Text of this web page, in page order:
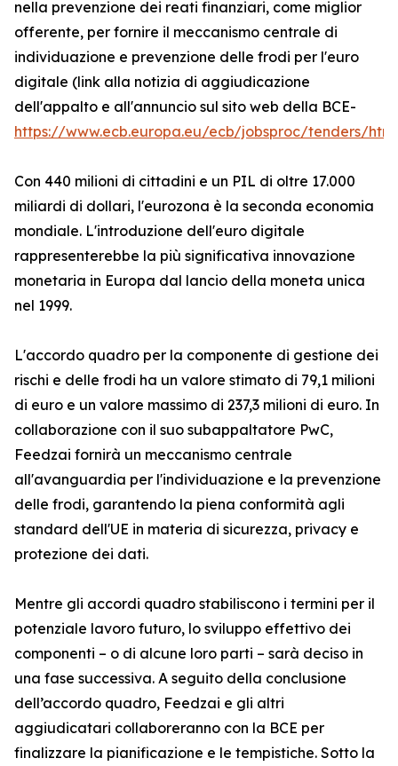
nella prevenzione dei reati finanziari, come miglior
offerente, per fornire il meccanismo centrale di
individuazione e prevenzione delle frodi per l'euro
digitale (link alla notizia di aggiudicazione
dell'appalto e all'annuncio sul sito web della BCE-
https://www.ecb.europa.eu/ecb/jobsproc/tenders/
Con 440 milioni di cittadini e un PIL di oltre 17.000
miliardi di dollari, l'eurozona è la seconda economia
mondiale. L'introduzione dell'euro digitale
rappresenterebbe la più significativa innovazione
monetaria in Europa dal lancio della moneta unica
nel 1999.
L'accordo quadro per la componente di gestione dei
rischi e delle frodi ha un valore stimato di 79,1 milioni
di euro e un valore massimo di 237,3 milioni di euro. In
collaborazione con il suo subappaltatore PwC,
Feedzai fornirà un meccanismo centrale
all'avanguardia per l'individuazione e la prevenzione
delle frodi, garantendo la piena conformità agli
standard dell'UE in materia di sicurezza, privacy e
protezione dei dati.
Mentre gli accordi quadro stabiliscono i termini per il
potenziale lavoro futuro, lo sviluppo effettivo dei
componenti – o di alcune loro parti – sarà deciso in
una fase successiva. A seguito della conclusione
dell’accordo quadro, Feedzai e gli altri
aggiudicatari collaboreranno con la BCE per
finalizzare la pianificazione e le tempistiche. Sotto la